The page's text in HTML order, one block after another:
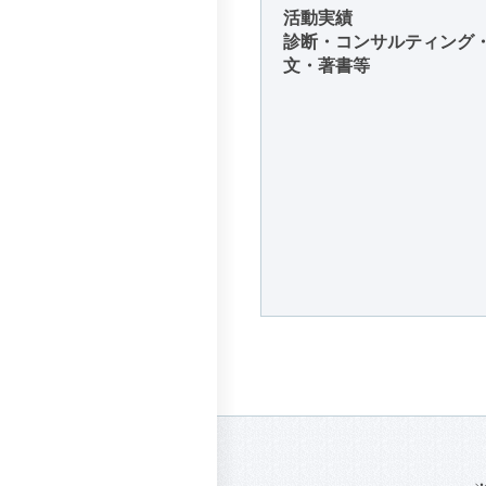
活動実績
診断・コンサルティング
文・著書等